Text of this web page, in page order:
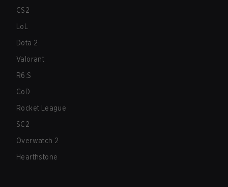
CS2
LoL
Dota 2
Valorant
R6:S
CoD
Rocket League
SC2
Overwatch 2
Hearthstone